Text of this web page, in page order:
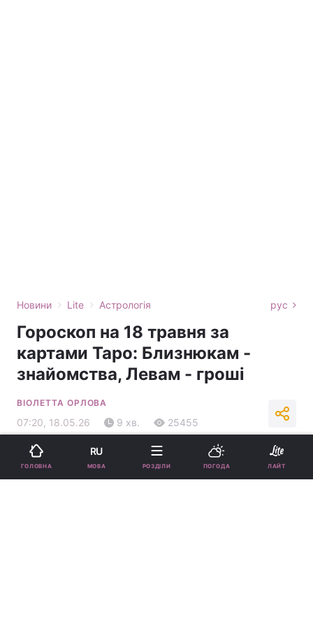
Новини › Lite › Астрологія рус
Гороскоп на 18 травня за
картами Таро: Близнюкам -
знайомства, Левам - гроші
ВІОЛЕТТА ОРЛОВА
07:20, 18.05.26 9 хв. 25455
Підпишіться на нас в Google
ГОЛОВНА
RU
МОВА РОЗДІЛИ ПОГОДА ЛАЙТ